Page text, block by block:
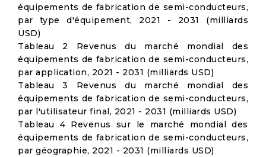
équipements de fabrication de semi-conducteurs,
par type d'équipement, 2021 - 2031 (milliards
USD)
Tableau 2 Revenus du marché mondial des
équipements de fabrication de semi-conducteurs,
par application, 2021 - 2031 (milliards USD)
Tableau 3 Revenus du marché mondial des
équipements de fabrication de semi-conducteurs,
par l'utilisateur final, 2021 - 2031 (milliards USD)
Tableau 4 Revenus sur le marché mondial des
équipements de fabrication de semi-conducteurs,
par géographie, 2021 - 2031 (milliards USD)